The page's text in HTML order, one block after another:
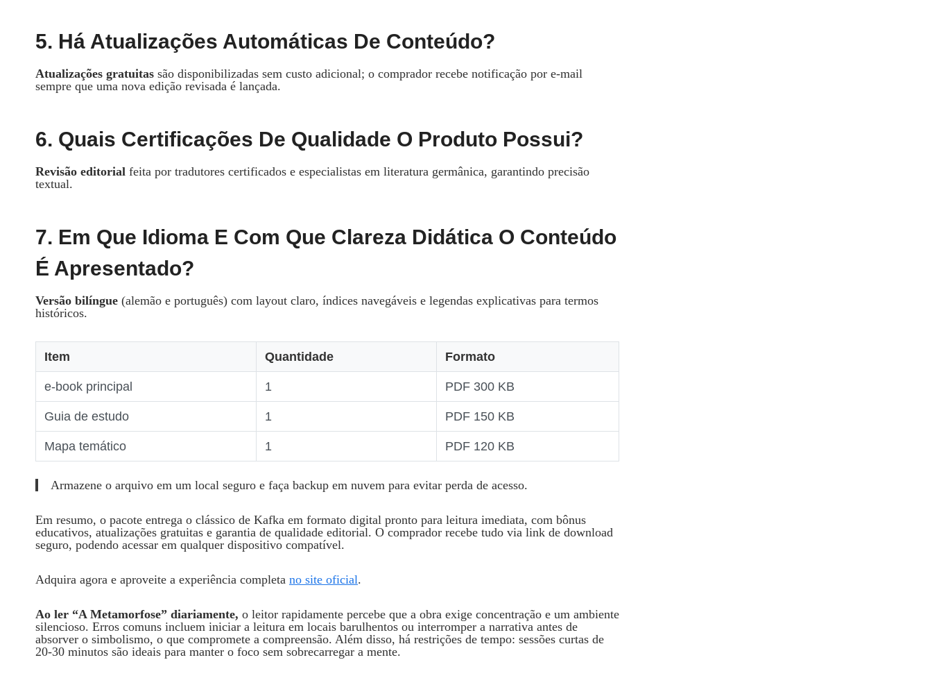
5. Há Atualizações Automáticas De Conteúdo?
Atualizações gratuitas são disponibilizadas sem custo adicional; o comprador recebe notificação por e‑mail
sempre que uma nova edição revisada é lançada.
6. Quais Certificações De Qualidade O Produto Possui?
Revisão editorial feita por tradutores certificados e especialistas em literatura germânica, garantindo precisão
textual.
7. Em Que Idioma E Com Que Clareza Didática O Conteúdo
É Apresentado?
Versão bilíngue (alemão e português) com layout claro, índices navegáveis e legendas explicativas para termos
históricos.
Item Quantidade Formato
e‑book principal 1 PDF 300 KB
Guia de estudo 1 PDF 150 KB
Mapa temático 1 PDF 120 KB
Armazene o arquivo em um local seguro e faça backup em nuvem para evitar perda de acesso.
Em resumo, o pacote entrega o clássico de Kafka em formato digital pronto para leitura imediata, com bônus
educativos, atualizações gratuitas e garantia de qualidade editorial. O comprador recebe tudo via link de download
seguro, podendo acessar em qualquer dispositivo compatível.
Adquira agora e aproveite a experiência completa no site oficial.
Ao ler “A Metamorfose” diariamente, o leitor rapidamente percebe que a obra exige concentração e um ambiente
silencioso. Erros comuns incluem iniciar a leitura em locais barulhentos ou interromper a narrativa antes de
absorver o simbolismo, o que compromete a compreensão. Além disso, há restrições de tempo: sessões curtas de
20‑30 minutos são ideais para manter o foco sem sobrecarregar a mente.